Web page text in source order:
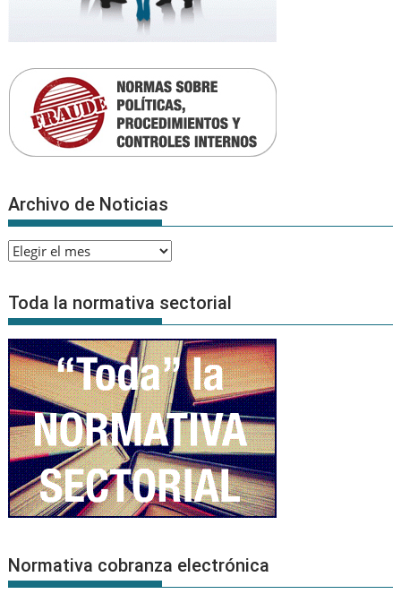
Archivo de Noticias
Archivo
Noticias
Toda la normativa sectorial
Normativa cobranza electrónica